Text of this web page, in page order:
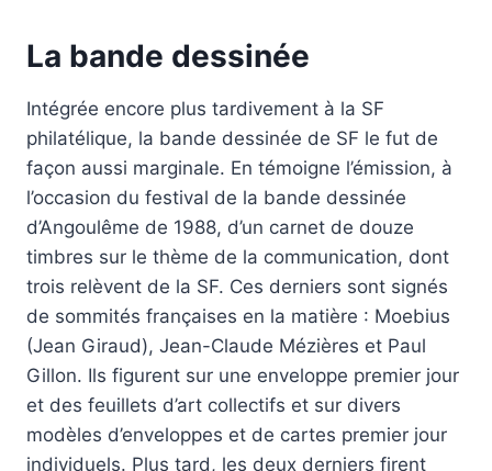
La bande dessinée
Intégrée encore plus tardivement à la SF
philatélique, la bande dessinée de SF le fut de
façon aussi marginale. En témoigne l’émission, à
l’occasion du festival de la bande dessinée
d’Angoulême de 1988, d’un carnet de douze
timbres sur le thème de la communication, dont
trois relèvent de la SF. Ces derniers sont signés
de sommités françaises en la matière : Moebius
(Jean Giraud), Jean-Claude Mézières et Paul
Gillon. Ils figurent sur une enveloppe premier jour
et des feuillets d’art collectifs et sur divers
modèles d’enveloppes et de cartes premier jour
individuels. Plus tard, les deux derniers firent